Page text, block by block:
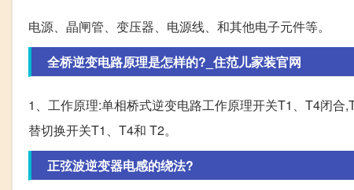
电源、晶闸管、变压器、电源线、和其他电子元件等。
全桥逆变电路原理是怎样的?_住范儿家装官网
1、工作原理:单相桥式逆变电路工作原理开关T1、T4闭
替切换开关T1、T4和 T2。
正弦波逆变器电感的绕法?